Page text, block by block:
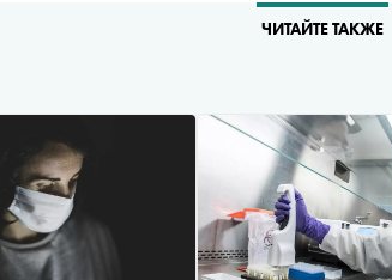
ЧИТАЙТЕ ТАКЖЕ